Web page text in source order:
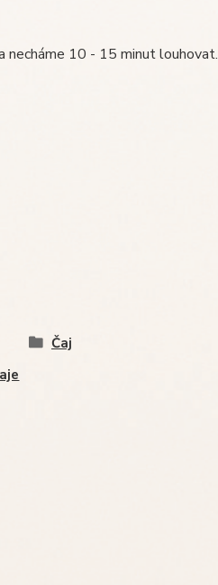
necháme 10 - 15 minut louhovat.
Čaj